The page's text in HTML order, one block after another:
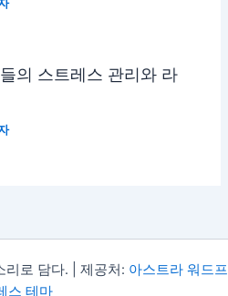
의 스트레스 관리와 라
로 담다. | 제공처: 아스트라 워드프
스 테마